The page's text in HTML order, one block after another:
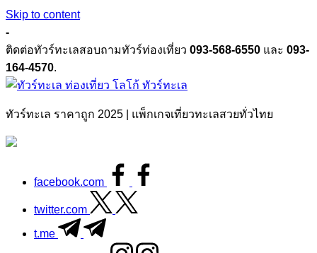
Skip to content
-
ติดต่อทัวร์ทะเลสอบถามทัวร์ท่องเที่ยว 093-568-6550 และ 093-
164-4570.
ทัวร์ทะเล
ทัวร์ทะเล ราคาถูก 2025 | แพ็กเกจเที่ยวทะเลสวยทั่วไทย
facebook.com
twitter.com
t.me